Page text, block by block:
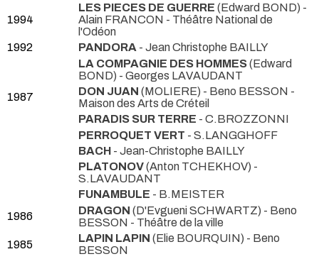
1994
LES PIECES DE GUERRE (Edward BOND) -
Alain FRANCON - Théâtre National de
l'Odéon
1992
PANDORA - Jean Christophe BAILLY
LA COMPAGNIE DES HOMMES(Edward
BOND) - Georges LAVAUDANT
1987
DON JUAN (MOLIERE) - Beno BESSON -
Maison des Arts de Créteil
PARADIS SUR TERRE - C.BROZZONNI
PERROQUET VERT - S.LANGGHOFF
BACH - Jean-Christophe BAILLY
PLATONOV(Anton TCHEKHOV) -
S.LAVAUDANT
FUNAMBULE - B.MEISTER
1986
DRAGON (D'Evgueni SCHWARTZ) - Beno
BESSON - Théâtre de la ville
1985
LAPIN LAPIN (Elie BOURQUIN) - Beno
BESSON